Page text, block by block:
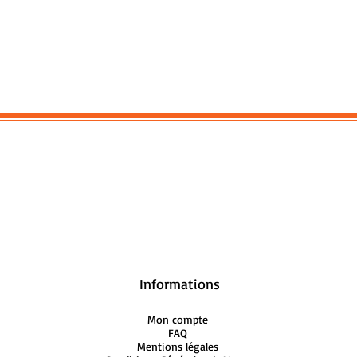
Informations
Mon compte
FAQ
Mentions légales